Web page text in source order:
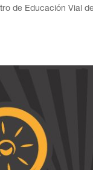
de Educación Vial